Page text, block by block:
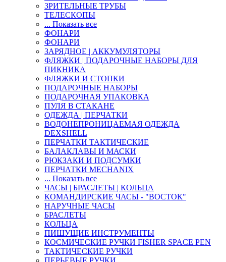
ЗРИТЕЛЬНЫЕ ТРУБЫ
ТЕЛЕСКОПЫ
... Показать все
ФОНАРИ
ФОНАРИ
ЗАРЯДНОЕ | АККУМУЛЯТОРЫ
ФЛЯЖКИ | ПОДАРОЧНЫЕ НАБОРЫ ДЛЯ
ПИКНИКА
ФЛЯЖКИ И СТОПКИ
ПОДАРОЧНЫЕ НАБОРЫ
ПОДАРОЧНАЯ УПАКОВКА
ПУЛЯ В СТАКАНЕ
ОДЕЖДА | ПЕРЧАТКИ
ВОДОНЕПРОНИЦАЕМАЯ ОДЕЖДА
DEXSHELL
ПЕРЧАТКИ ТАКТИЧЕСКИЕ
БАЛАКЛАВЫ И МАСКИ
РЮКЗАКИ И ПОДСУМКИ
ПЕРЧАТКИ MECHANIX
... Показать все
ЧАСЫ | БРАСЛЕТЫ | КОЛЬЦА
КОМАНДИРСКИЕ ЧАСЫ - "ВОСТОК"
НАРУЧНЫЕ ЧАСЫ
БРАСЛЕТЫ
КОЛЬЦА
ПИШУЩИЕ ИНСТРУМЕНТЫ
КОСМИЧЕСКИЕ РУЧКИ FISHER SPACE PEN
ТАКТИЧЕСКИЕ РУЧКИ
ПЕРЬЕВЫЕ РУЧКИ